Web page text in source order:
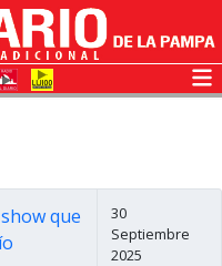
que
30
Septiembre
2025